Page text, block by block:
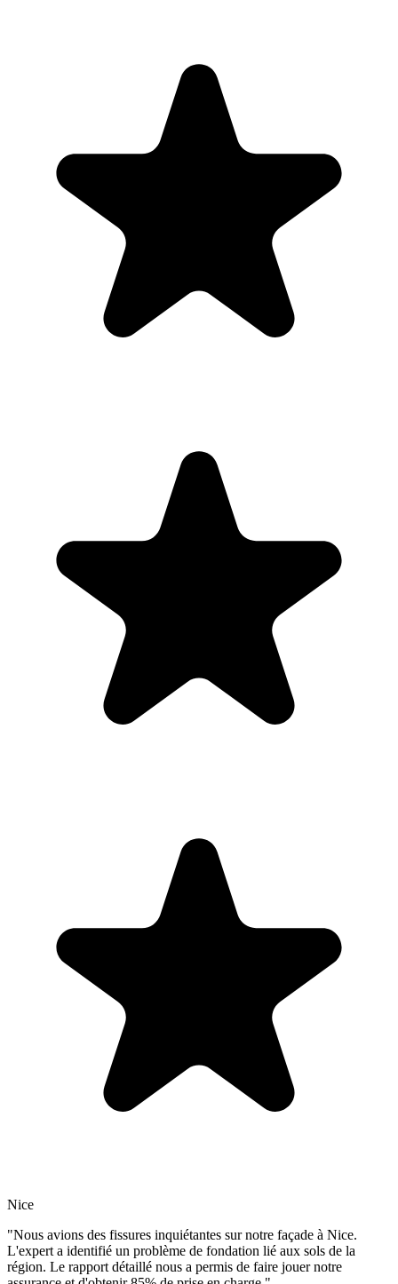
Nice
"Nous avions des fissures inquiétantes sur notre façade à Nice.
L'expert a identifié un problème de fondation lié aux sols de la
région. Le rapport détaillé nous a permis de faire jouer notre